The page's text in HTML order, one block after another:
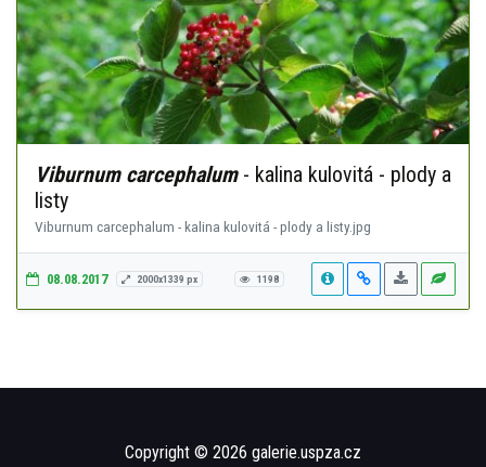
Viburnum carcephalum- kalina kulovitá - plody a
listy
Viburnum carcephalum - kalina kulovitá - plody a listy.jpg
08.08.2017 2000x1339 px 1198
Copyright © 2026 galerie.uspza.cz